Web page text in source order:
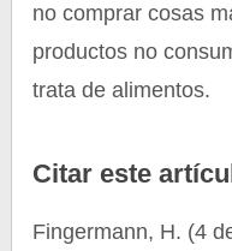
no comprar cosas
productos no
trata de alimentos.
Citar este
Fingermann, H. (4